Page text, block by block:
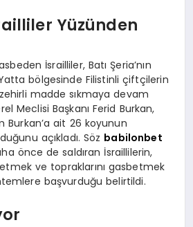
Yüzünden
İsrailliler, Batı Şeria’nın
bölgesinde Filistinli çiftçilerin
madde sıkmaya devam
Meclisi Başkanı Ferid Burkan,
Burkan’a ait 26 koyunun
açıkladı. Söz babilonbet
önce de saldıran İsraillilerin,
ve topraklarını gasbetmek
başvurduğu belirtildi.